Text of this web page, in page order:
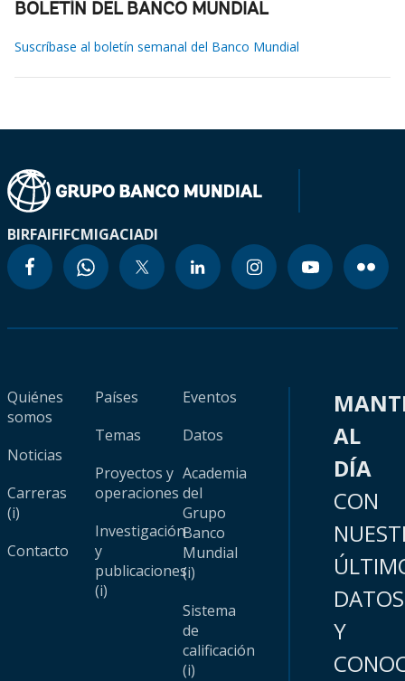
BOLETÍN DEL BANCO MUNDIAL
Suscríbase al boletín semanal del Banco Mundial
BIRFAIFIFCMIGACIADI
Quiénes
somos
Noticias
Carreras
(i)
Contacto
Países
Temas
Proyectos y
operaciones
Investigación
y
publicaciones
(i)
Eventos
Datos
Academia
del
Grupo
Banco
Mundial
(i)
Sistema
de
calificación
(i)
AL
DÍA
CON
DATOS
Y